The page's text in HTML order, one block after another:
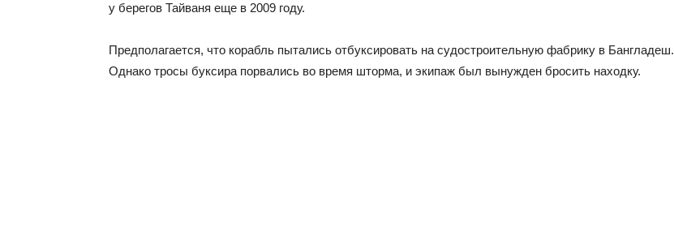
у берегов Тайваня еще в 2009 году.
Предполагается, что корабль пытались отбуксировать на судостроительную фабрику в Бангладеш.
Однако тросы буксира порвались во время шторма, и экипаж был вынужден бросить находку.